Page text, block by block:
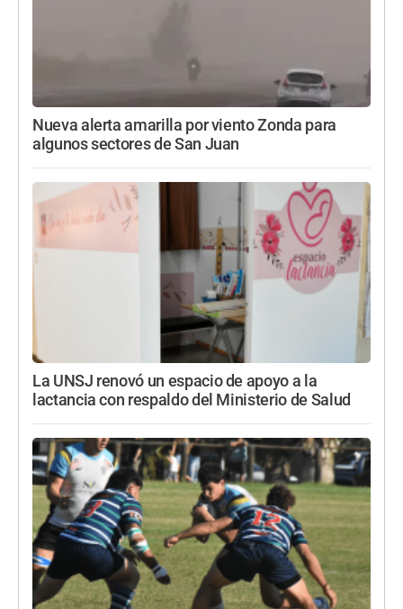
Nueva alerta amarilla por viento Zonda para
algunos sectores de San Juan
La UNSJ renovó un espacio de apoyo a la
lactancia con respaldo del Ministerio de Salud